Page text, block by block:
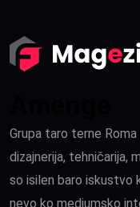
Grupa taro terne
dizajnerija, tehničarija,
so isilen baro iskustvo
nevo ko mediumsko